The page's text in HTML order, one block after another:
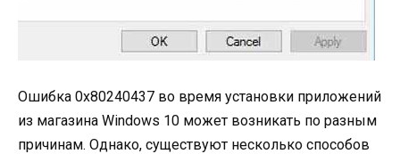
Ошибка 0x80240437 во время установки приложений
из магазина Windows 10 может возникать по разным
причинам. Однако, существуют несколько способов